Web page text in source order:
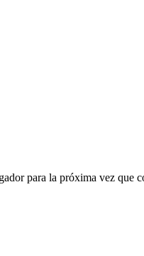
para la próxima vez que